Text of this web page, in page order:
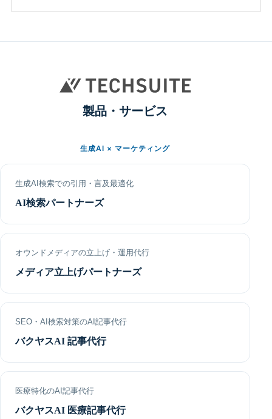
製品・サービス
生成AI × マーケティング
生成AI検索での引用・言及最適化
AI検索パートナーズ
オウンドメディアの立上げ・運用代行
メディア立上げパートナーズ
SEO・AI検索対策のAI記事代行
バクヤスAI 記事代行
医療特化のAI記事代行
バクヤスAI 医療記事代行